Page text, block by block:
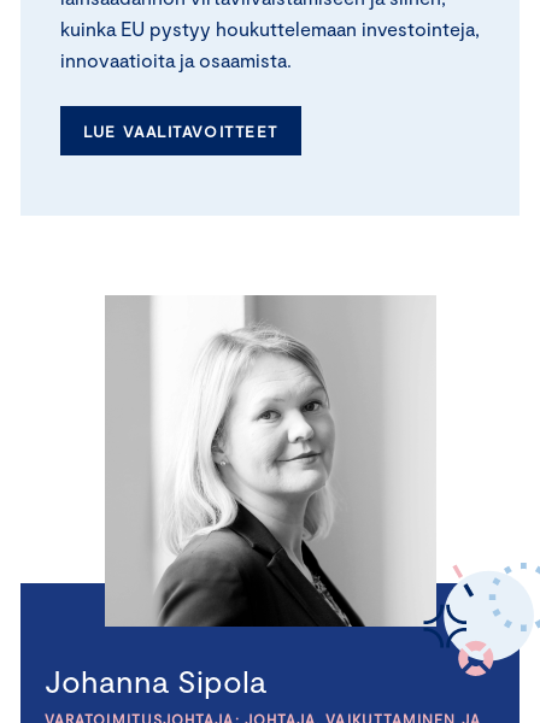
kuinka EU pystyy houkuttelemaan investointeja,
innovaatioita ja osaamista.
LUE VAALITAVOITTEET
Johanna Sipola